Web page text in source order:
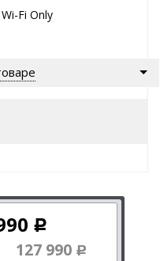
Wi-Fi Only
Р
127 990 Р